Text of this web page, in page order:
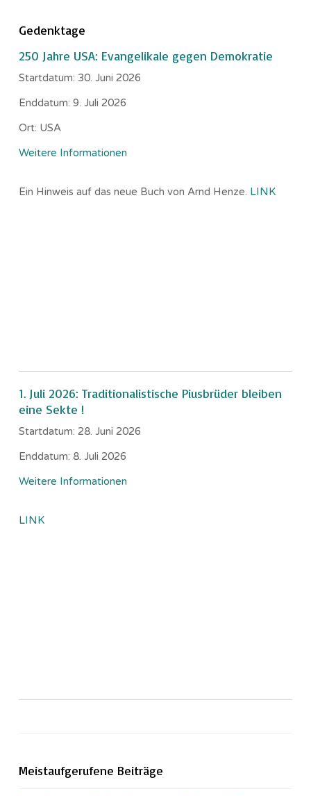
Gedenktage
250 Jahre USA: Evangelikale gegen Demokratie
Startdatum: 30. Juni 2026
Enddatum: 9. Juli 2026
Ort: USA
Weitere Informationen
Ein Hinweis auf das neue Buch von Arnd Henze. LINK
1. Juli 2026: Traditionalistische Piusbrüder bleiben
eine Sekte !
Startdatum: 28. Juni 2026
Enddatum: 8. Juli 2026
Weitere Informationen
LINK
Meistaufgerufene Beiträge